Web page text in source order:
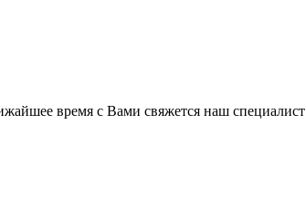
время с Вами свяжется наш специалист